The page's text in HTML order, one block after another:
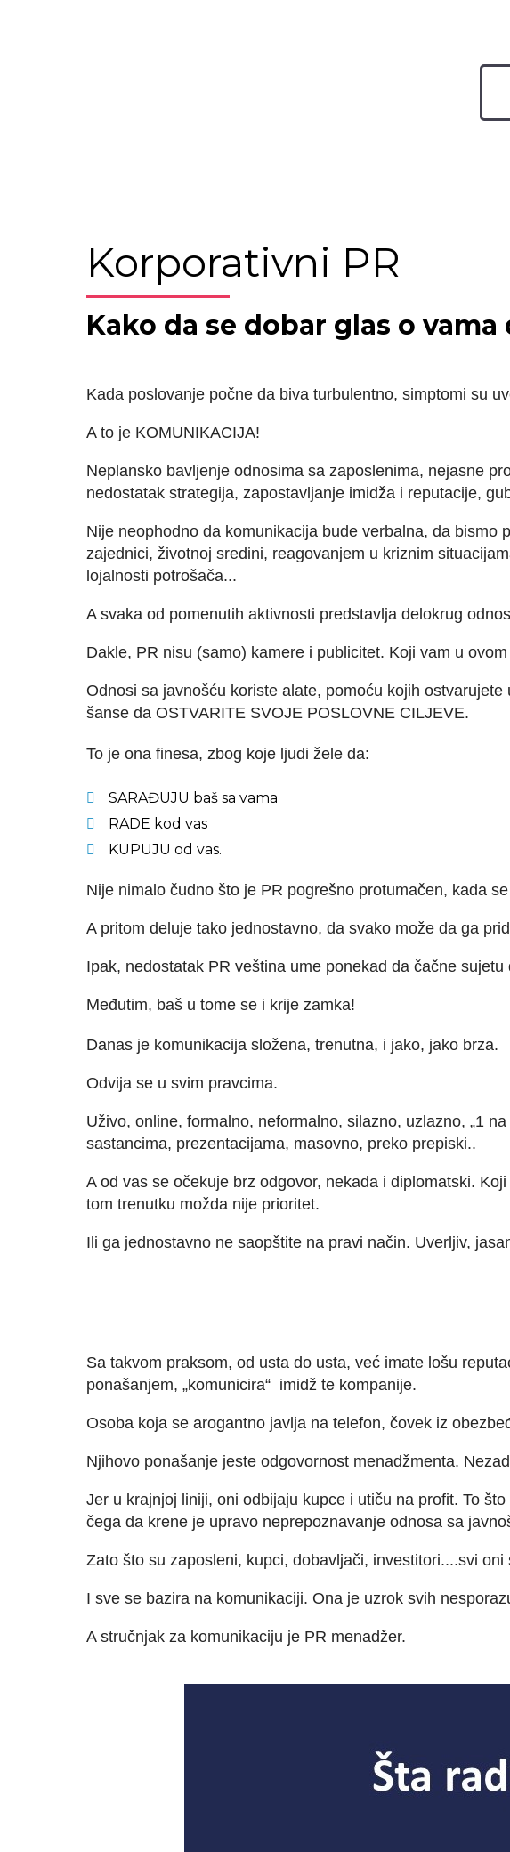
Korporativni PR
Kako da se dobar glas o
Kada poslovanje počne da biva turbulentno, simptomi su
A to je KOMUNIKACIJA!
Neplansko bavljenje odnosima sa zaposlenima, nejasne
nedostatak strategija, zapostavljanje imidža i reputacije,
Nije neophodno da komunikacija bude verbalna, da
zajednici, životnoj sredini, reagovanjem u kriznim
lojalnosti potrošača...
A svaka od pomenutih aktivnosti predstavlja delokrug
Dakle, PR nisu (samo) kamere i publicitet. Koji vam u
Odnosi sa javnošću koriste alate, pomoću kojih
šanse da OSTVARITE SVOJE POSLOVNE CILJEVE.
To je ona finesa, zbog koje ljudi žele da:
SARAĐUJU baš sa vama
RADE kod vas
KUPUJU od vas.
Nije nimalo čudno što je PR pogrešno protumačen, kada
A pritom deluje tako jednostavno, da svako može da ga
Ipak, nedostatak PR veština ume ponekad da čačne
Međutim, baš u tome se i krije zamka!
Danas je komunikacija složena, trenutna, i jako, jako brza.
Odvija se u svim pravcima.
Uživo, online, formalno, neformalno, silazno, uzlazno, „1 na
sastancima, prezentacijama, masovno, preko prepiski..
A od vas se očekuje brz odgovor, nekada i diplomatski. Koji
tom trenutku možda nije prioritet.
Ili ga jednostavno ne saopštite na pravi način. Uverljiv,
Sa takvom praksom, od usta do usta, već imate lošu
ponašanjem, „komunicira“ imidž te kompanije.
Osoba koja se arogantno javlja na telefon, čovek iz
Njihovo ponašanje jeste odgovornost menadžmenta.
Jer u krajnjoj liniji, oni odbijaju kupce i utiču na profit. To
čega da krene je upravo neprepoznavanje odnosa sa
Zato što su zaposleni, kupci, dobavljači, investitori....svi
I sve se bazira na komunikaciji. Ona je uzrok svih
A stručnjak za komunikaciju je PR menadžer.